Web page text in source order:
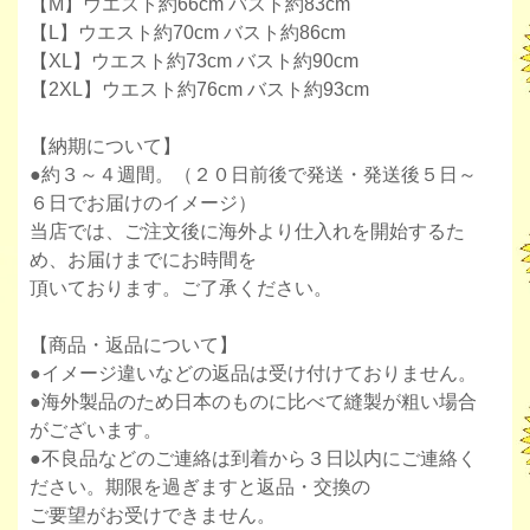
【M】ウエスト約66cm バスト約83cm
【L】ウエスト約70cm バスト約86cm
【XL】ウエスト約73cm バスト約90cm
【2XL】ウエスト約76cm バスト約93cm
【納期について】
●約３～４週間。（２０日前後で発送・発送後５日～
６日でお届けのイメージ）
当店では、ご注文後に海外より仕入れを開始するた
め、お届けまでにお時間を
頂いております。ご了承ください。
【商品・返品について】
●イメージ違いなどの返品は受け付けておりません。
●海外製品のため日本のものに比べて縫製が粗い場合
がございます。
●不良品などのご連絡は到着から３日以内にご連絡く
ださい。期限を過ぎますと返品・交換の
ご要望がお受けできません。